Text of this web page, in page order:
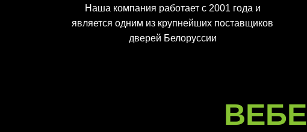
Наша компания работает с 2001 года и
является одним из крупнейших поставщиков
дверей Белоруссии